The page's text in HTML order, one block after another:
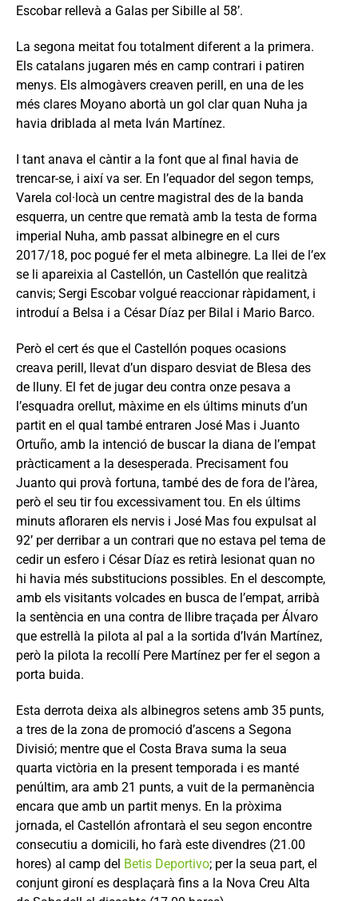
Escobar rellevà a Galas per Sibille al 58’.
La segona meitat fou totalment diferent a la primera.
Els catalans jugaren més en camp contrari i patiren
menys. Els almogàvers creaven perill, en una de les
més clares Moyano abortà un gol clar quan Nuha ja
havia driblada al meta Iván Martínez.
I tant anava el càntir a la font que al final havia de
trencar-se, i així va ser. En l’equador del segon temps,
Varela col·locà un centre magistral des de la banda
esquerra, un centre que rematà amb la testa de forma
imperial Nuha, amb passat albinegre en el curs
2017/18, poc pogué fer el meta albinegre. La llei de l’ex
se li apareixia al Castellón, un Castellón que realitzà
canvis; Sergi Escobar volgué reaccionar ràpidament, i
introduí a Belsa i a César Díaz per Bilal i Mario Barco.
Però el cert és que el Castellón poques ocasions
creava perill, llevat d’un disparo desviat de Blesa des
de lluny. El fet de jugar deu contra onze pesava a
l’esquadra orellut, màxime en els últims minuts d’un
partit en el qual també entraren José Mas i Juanto
Ortuño, amb la intenció de buscar la diana de l’empat
pràcticament a la desesperada. Precisament fou
Juanto qui provà fortuna, també des de fora de l’àrea,
però el seu tir fou excessivament tou. En els últims
minuts afloraren els nervis i José Mas fou expulsat al
92’ per derribar a un contrari que no estava pel tema de
cedir un esfero i César Díaz es retirà lesionat quan no
hi havia més substitucions possibles. En el descompte,
amb els visitants volcades en busca de l’empat, arribà
la sentència en una contra de llibre traçada per Álvaro
que estrellà la pilota al pal a la sortida d’Iván Martínez,
però la pilota la recollí Pere Martínez per fer el segon a
porta buida.
Esta derrota deixa als albinegros setens amb 35 punts,
a tres de la zona de promoció d’ascens a Segona
Divisió; mentre que el Costa Brava suma la seua
quarta victòria en la present temporada i es manté
penúltim, ara amb 21 punts, a vuit de la permanència
encara que amb un partit menys. En la pròxima
jornada, el Castellón afrontarà el seu segon encontre
consecutiu a domicili, ho farà este divendres (21.00
hores) al camp del Betis Deportivo; per la seua part, el
conjunt gironí es desplaçarà fins a la Nova Creu Alta